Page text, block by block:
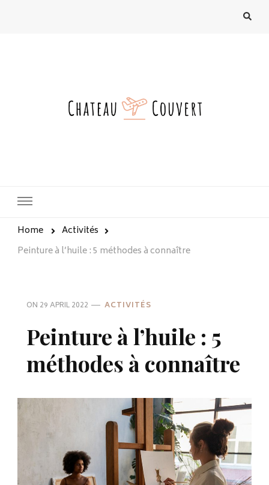
Home
Activités
Peinture à l’huile : 5 méthodes à connaître
ON 29 APRIL 2022 ACTIVITÉS
Peinture à l’huile : 5
méthodes à connaître